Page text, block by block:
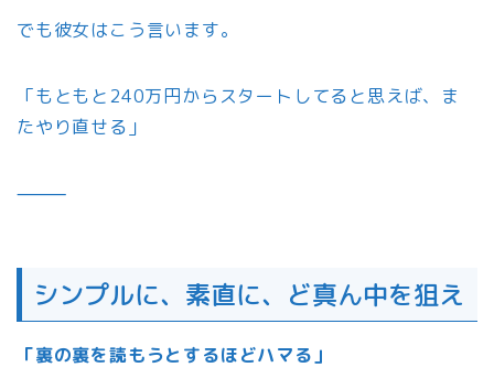
でも彼女はこう言います。
「もともと240万円からスタートしてると思えば、ま
たやり直せる」
⸻
シンプルに、素直に、ど真ん中を狙え
「裏の裏を読もうとするほどハマる」